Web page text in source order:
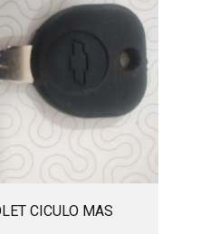
CICULO MAS